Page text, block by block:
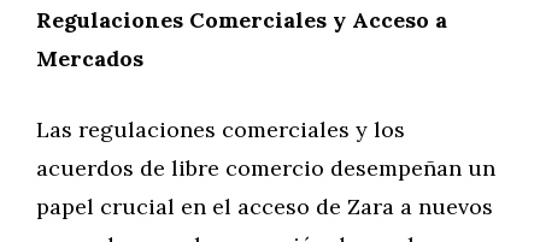
Regulaciones Comerciales y Acceso a
Mercados
Las regulaciones comerciales y los
acuerdos de libre comercio desempeñan un
papel crucial en el acceso de Zara a nuevos